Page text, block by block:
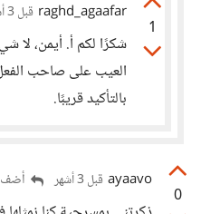
1
raghd_agaafar قبل 3 أشهر
شكرًا لكم أ. أيمن،
العيب على صاحب
بالتأكيد قريبًا.
0
ayaavo قبل 3 أشهر أضف